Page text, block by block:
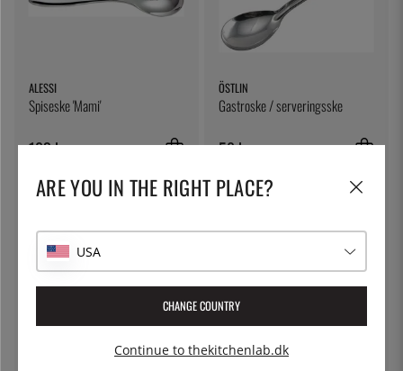
ALESSI
Spiseske 'Mami'
123 kr.
ÖSTLIN
Gastroske / serveringsske
58 kr.
SOLEX
ARE YOU IN THE RIGHT PLACE?
USA
CHANGE COUNTRY
Continue to thekitchenlab.dk